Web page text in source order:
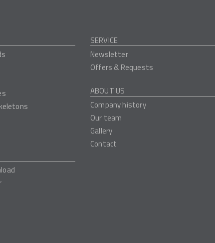
SERVICE
Newsletter
Offers & Requests
ABOUT US
Company history
Our team
Gallery
Contact